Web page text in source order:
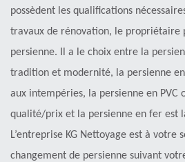
possèdent les qualifications
travaux de rénovation, le propriétaire
persienne. Il a le choix entre la
tradition et modernité, la persienne
aux intempéries, la persienne en
qualité/prix et la persienne en fer est
L’entreprise KG Nettoyage est à
changement de persienne suivant